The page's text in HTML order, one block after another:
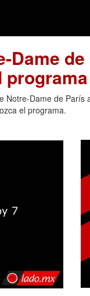
Dame
Notre-Dame de
el programa.